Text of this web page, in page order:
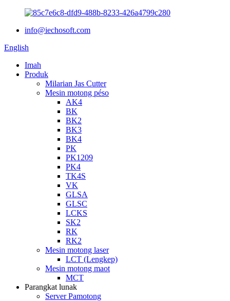
info@iechosoft.com
English
Imah
Produk
Milarian Jas Cutter
Mesin motong péso
AK4
BK
BK2
BK3
BK4
PK
PK1209
PK4
TK4S
VK
GLSA
GLSC
LCKS
SK2
RK
RK2
Mesin motong laser
LCT (Lengkep)
Mesin motong maot
MCT
Parangkat lunak
Server Pamotong